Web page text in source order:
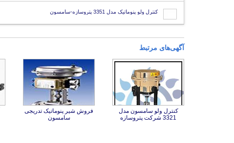
کنترل ولو پنوماتیک مدل 3351 پتروسازه-سامسون
آگهی‌های مرتبط
کنترل ولو سامسون مدل
3321 شرکت پتروسازه
فروش شیر پنوماتیک تدریجی
سامسون